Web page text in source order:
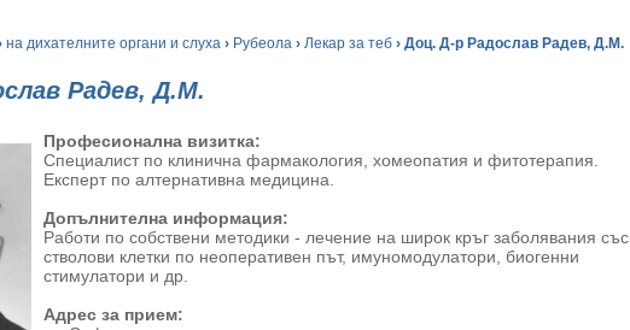
на дихателните органи и слуха › Рубеола › Лекар за теб › Доц. Д-р Радослав Радев, Д.М.
Радев, Д.М.
Професионална визитка:
Специалист по клинична фармакология, хомеопатия и фитотерапия.
Експерт по алтернативна медицина.
Допълнителна информация:
Работи по собствени методики - лечение на широк кръг заболявания със
стволови клетки по неоперативен път, имуномодулатори, биогенни
стимулатори и др.
Адрес за прием: